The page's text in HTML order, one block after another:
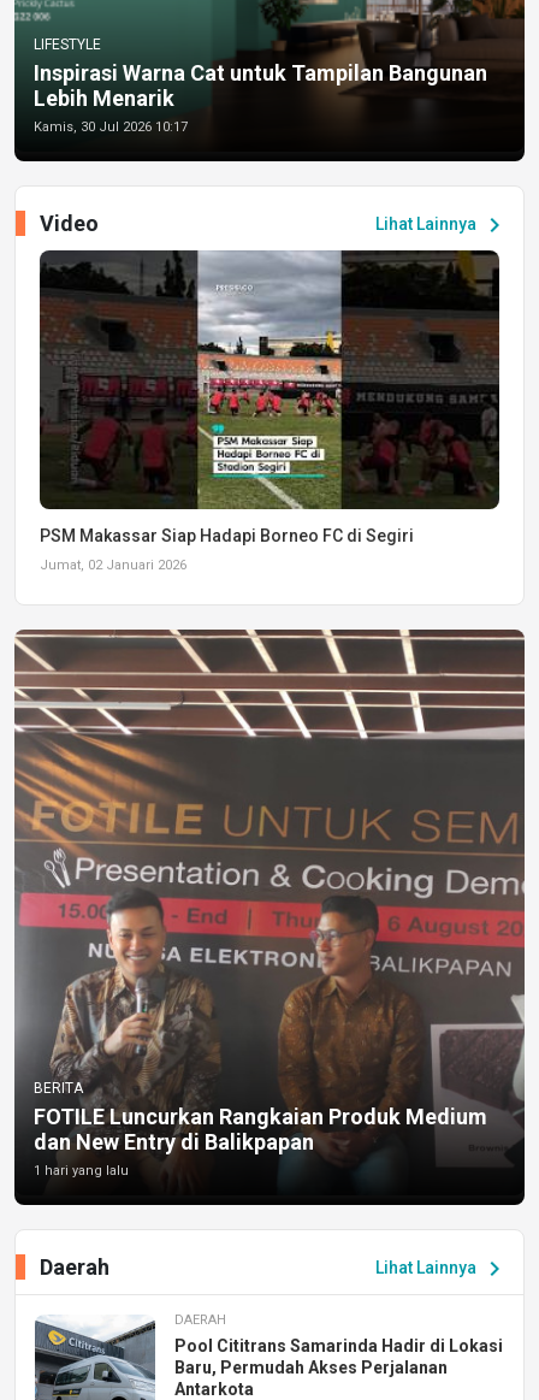
LIFESTYLE
Inspirasi Warna Cat untuk Tampilan Bangunan
Lebih Menarik
Kamis, 30 Jul 2026 10:17
Lihat Lainnya chevron_right
Video
PSM Makassar Siap Hadapi Borneo FC di Segiri
Jumat, 02 Januari 2026
BERITA
FOTILE Luncurkan Rangkaian Produk Medium
dan New Entry di Balikpapan
1 hari yang lalu
Lihat Lainnya chevron_right
Daerah
DAERAH
Pool Cititrans Samarinda Hadir di Lokasi
Baru, Permudah Akses Perjalanan
Antarkota